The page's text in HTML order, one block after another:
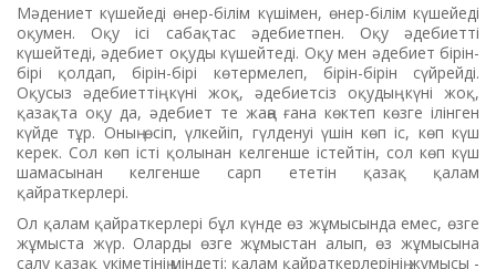
Мәдениет күшейеді өнер-білім күшімен, өнер-білім күшейеді
оқумен. Оқу ісі сабақтас әдебиетпен. Оқу әдебиетті
күшейтеді, әдебиет оқуды күшейтеді. Оқу мен әдебиет бірін-
бірі қолдап, бірін-бірі көтермелеп, бірін-бірін сүйрейді.
Оқусыз әдебиеттің күні жоқ, әдебиетсіз оқудың күні жоқ,
қазақта оқу да, әдебиет те жаңа ғана көктеп көзге ілінген
күйде тұр. Оның өсіп, үлкейіп, гүлденуі үшін көп іс, көп күш
керек. Сол көп істі қолынан келгенше істейтін, сол көп күш
шамасынан келгенше сарп ететін қазақ қалам
қайраткерлері.
Ол қалам қайраткерлері бұл күнде өз жұмысында емес, өзге
жұмыста жүр. Оларды өзге жұмыстан алып, өз жұмысына
салу қазақ үкіметінің міндеті: қалам қайраткерлерінің жұмысы -